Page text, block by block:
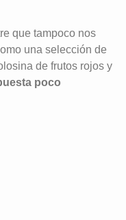
que tampoco nos
una selección de
de frutos rojos y
poco